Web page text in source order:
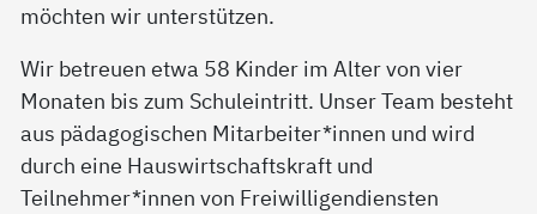
möchten wir unterstützen.
Wir betreuen etwa 58 Kinder im Alter von vier
Monaten bis zum Schuleintritt. Unser Team besteht
aus pädagogischen Mitarbeiter*innen und wird
durch eine Hauswirtschaftskraft und
Teilnehmer*innen von Freiwilligendiensten